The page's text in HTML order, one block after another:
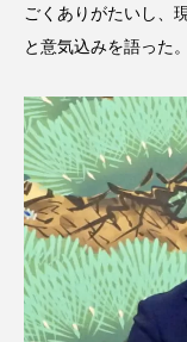
ごくありがたいし、
と意気込みを語った。